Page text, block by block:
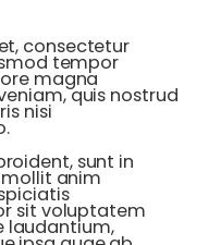
consectetur
tempor
magna
quis nostrud
nisi
sunt in
anim
sit voluptatem
laudantium,